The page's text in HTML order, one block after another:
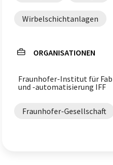
Wirbelschichtanlagen
ORGANISATIONEN
Fraunhofer-Institut für
und -automatisierung IFF
Fraunhofer-Gesellschaft